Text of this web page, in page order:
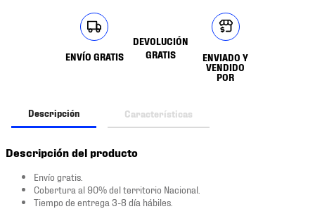
ENVÍO GRATIS
DEVOLUCIÓN
GRATIS
ENVIADO Y
VENDIDO
POR
Descripción Características
Descripción del producto
Envío gratis.
Cobertura al 90% del territorio Nacional.
Tiempo de entrega 3-8 día hábiles.